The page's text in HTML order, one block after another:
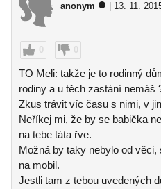
anonym | 13. 11.
0 0
TO Meli: takže je to rodinný
rodiny a u těch zastání nemáš
Zkus trávit víc času s nimi, v
Neříkej mi, že by se babička
na tebe táta řve.
Možná by taky nebylo od
na mobil.
Jestli tam z tebou uvedených